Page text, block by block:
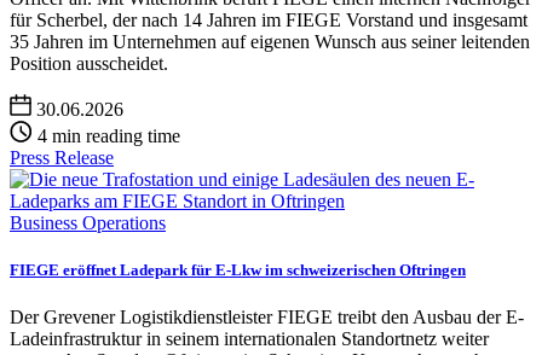
für Scherbel, der nach 14 Jahren im FIEGE Vorstand und insgesamt
35 Jahren im Unternehmen auf eigenen Wunsch aus seiner leitenden
Position ausscheidet.
30.06.2026
4 min reading time
Press Release
Business Operations
FIEGE eröffnet Ladepark für E-Lkw im schweizerischen Oftringen
Der Grevener Logistikdienstleister FIEGE treibt den Ausbau der E-
Ladeinfrastruktur in seinem internationalen Standortnetz weiter